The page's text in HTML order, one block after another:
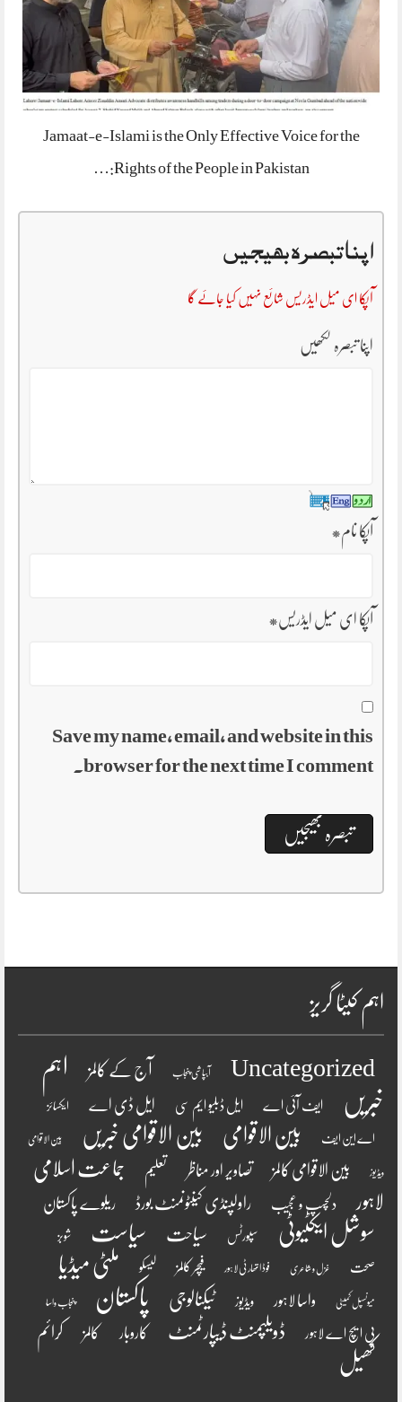
Jamaat-e-Islami is the Only Effective Voice for the
Rights of the People in Pakistan:…
اپنا تبصرہ بھیجیں
آپکا ای میل ایڈریس شائع نہیں کیا جائے گا
اپنا تبصرہ لکھیں
آپکا نام*
آپکا ای میل ایڈریس*
Save my name, email, and website in this
browser for the next time I comment.
اہم کیٹا گریز
Uncategorized آبپاشی پنجاب آج کے کالمز
اہم
خبریں
ایف آئی اے ایل ڈبلیو ایم سی ایل ڈی اے ایکسائز
اے این ایف بین الاقوامی بین الاقوامی خبریں بین الاقوامی
ویڈیوز بین الاقوامی کالمز تصاویر اور مناظر تعلیم
جماعت اسلامی
لاہور
دلچسپ و عجیب راولپنڈی کینٹونمنٹ بورڈ ریلوے پاکستان
سوشل ایکٹیوٹی سپورٹس سیاحت سیاست شوبز
صحت غزل و شاعری فوڈ اتھارٹی لاہور فیچر کالمز لیسکو ملٹی میڈیا
میونسپل کمیٹی واسا لاہور ویڈیوز ٹیکنالوجی پاکستان پنجاب واسا
پی ایچ اے لاہور ڈویلپمنٹ ڈیپارٹمنٹ کاروبار کالمز کرائم
کھیل